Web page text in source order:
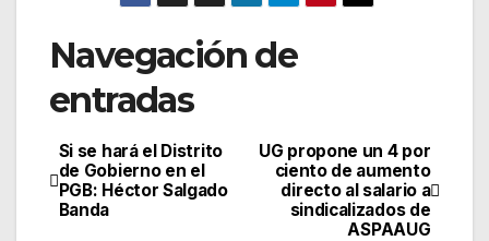
Navegación de
entradas
UG propone un 4 por
ciento de aumento
directo al salario a
sindicalizados de
ASPAAUG
Si se hará el Distrito
de Gobierno en el
PGB: Héctor Salgado
Banda